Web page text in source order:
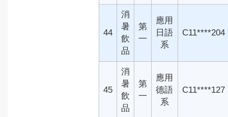
44
消
暑
飲
品
第
一
應用
日語
系
C11****204
45
消
暑
飲
品
第
一
應用
德語
系
C11****127